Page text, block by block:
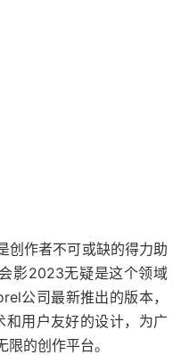
创作者不可或缺的得力助
影2023无疑是这个领域
公司最新推出的版本，
用户友好的设计，为广
的创作平台。